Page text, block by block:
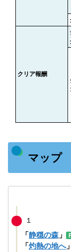
クリア報酬
マップ
１
「静穏の森 」
「灼熱の地へ」